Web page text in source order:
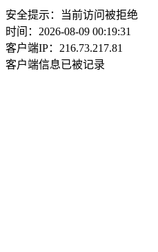
安全提示：当前访问被拒绝
时间：2026-08-09 00:19:31
客户端IP：216.73.217.81
客户端信息已被记录